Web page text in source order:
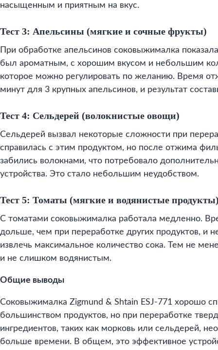
насыщенным и приятным на вкус.
Тест 3: Апельсины (мягкие и сочные фрукты)
При обработке апельсинов соковыжималка
был ароматным, с хорошим вкусом и небольшим
которое можно регулировать по желанию. Время
минут для 3 крупных апельсинов, и результат
Тест 4: Сельдерей (волокнистые овощи)
Сельдерей вызвал некоторые сложности при
справилась с этим продуктом, но после отжима
забились волокнами, что потребовало
устройства. Это стало небольшим неудобством.
Тест 5: Томаты (мягкие и водянистые
С томатами соковыжималка работала медленно.
дольше, чем при переработке других продуктов, и
извлечь максимальное количество сока. Тем не
и не слишком водянистым.
Общие выводы
Соковыжималка Zigmund & Shtain ESJ-771 хорошо
большинством продуктов, но при переработке
ингредиентов, таких как морковь или сельдерей,
больше времени. В общем, это эффективное